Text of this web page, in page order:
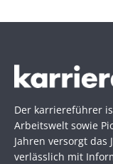
Der karriereführer
Arbeitswelt sowie
Jahren versorgt
verlässlich mit